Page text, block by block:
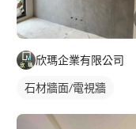
欣瑪企業有限公司
石材牆面/電視牆